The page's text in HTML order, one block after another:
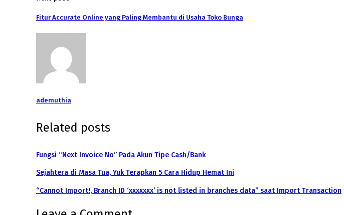
Fitur Accurate Online yang Paling Membantu di Usaha Toko Bunga
ademuthia
Related posts
Fungsi “Next Invoice No” Pada Akun Tipe Cash/Bank
Sejahtera di Masa Tua, Yuk Terapkan 5 Cara Hidup Hemat Ini
“Cannot Import!, Branch ID ‘xxxxxxx’ is not listed in branches data” saat Import Transaction